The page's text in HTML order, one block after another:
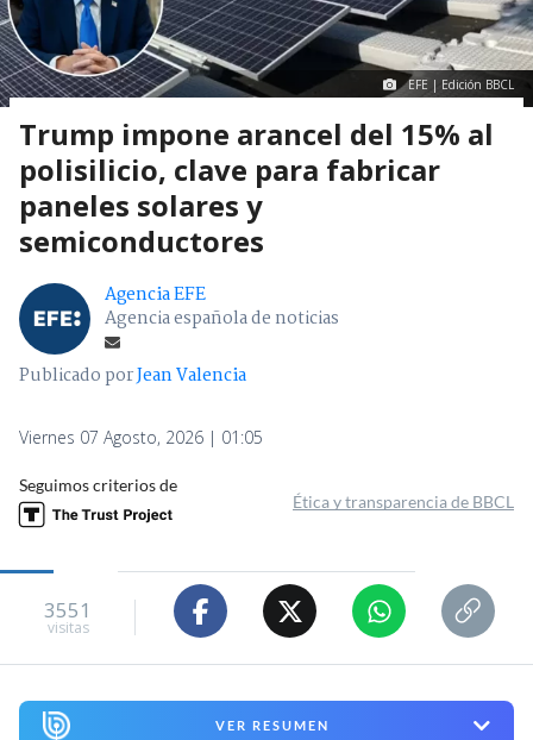
EFE | Edición BBCL
Trump impone arancel del 15% al
polisilicio, clave para fabricar
paneles solares y
semiconductores
Agencia EFE
Agencia española de noticias
Publicado porJean Valencia
Viernes 07 Agosto, 2026 | 01:05
Seguimos criterios de
Ética y transparencia de BBCL
3551
visitas
VER RESUMEN